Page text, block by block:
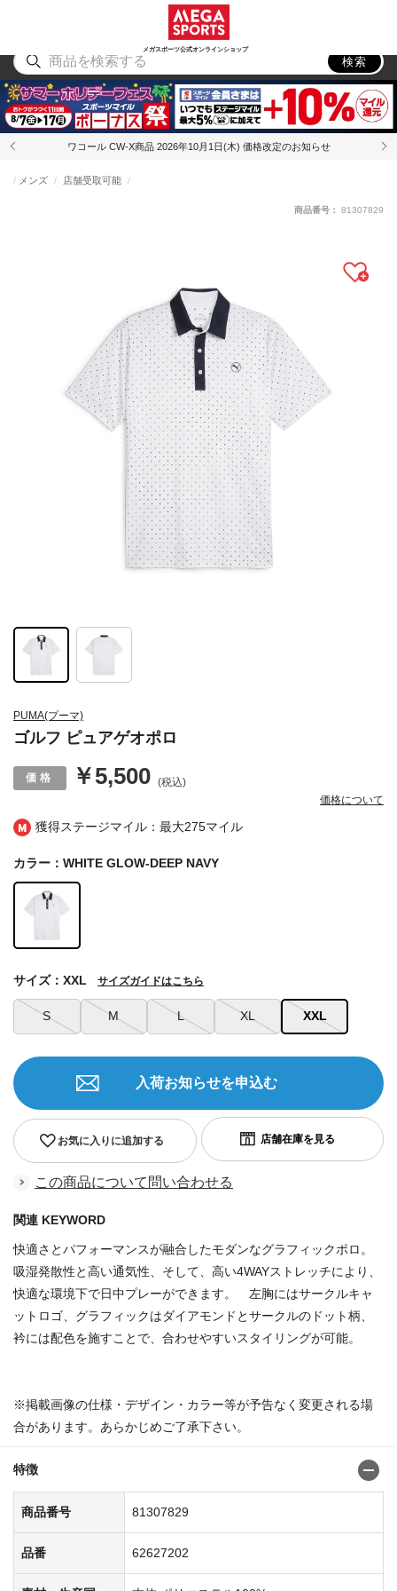
メガスポーツ公式オンラインショップ
アウトドア
検索
ワコール CW-X商品 2026年10月1日(木) 価格改定のお知らせ
獲得ステージマイル：最大275マイル
PUMA(プーマ)
ゴルフ ピュアゲオポロ
メンズ 店舗受取可能
￥5,500 (税込)
価格について
商品番号： 81307829
カラー：WHITE GLOW-DEEP NAVY
S M L XL XXL
サイズ：XXL サイズガイドはこちら
お気に入りに追加する
入荷お知らせを申込む
この商品について問い合わせる
関連 KEYWORD
快適さとパフォーマンスが融合したモダンなグラフィックポロ。
吸湿発散性と高い通気性、そして、高い4WAYストレッチにより、
快適な環境下で日中プレーができます。 左胸にはサークルキャ
ットロゴ、グラフィックはダイアモンドとサークルのドット柄、
衿には配色を施すことで、合わせやすいスタイリングが可能。
※掲載画像の仕様・デザイン・カラー等が予告なく変更される場
合があります。あらかじめご了承下さい。
特徴
商品番号 81307829
品番 62627202